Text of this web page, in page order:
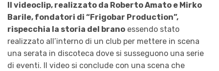
Il videoclip, realizzato da Roberto Amato e Mirko
Barile, fondatori di “Frigobar Production”,
rispecchia la storia del brano essendo stato
realizzato all’interno di un club per mettere in scena
una serata in discoteca dove si susseguono una serie
di eventi. Il video si conclude con una scena che